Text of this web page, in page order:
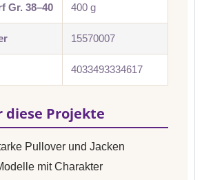
Gr. 38–40 400 g
15570007
4033493334617
Projekte
Pullover und Jacken
mit Charakter